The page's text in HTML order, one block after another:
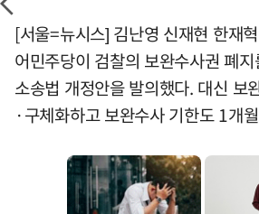
[서울=뉴시스] 김난영 신재현 한재
어민주당이 검찰의 보완수사권 폐
소송법 개정안을 발의했다. 대신 보
·구체화하고 보완수사 기한도 1개